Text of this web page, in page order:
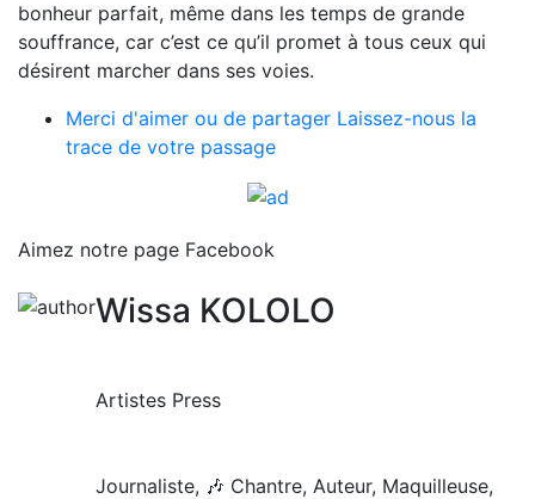
bonheur parfait, même dans les temps de grande
souffrance, car c’est ce qu’il promet à tous ceux qui
désirent marcher dans ses voies.
Merci d'aimer ou de partager Laissez-nous la
trace de votre passage
Aimez notre page Facebook
Wissa KOLOLO
Artistes Press
Journaliste, 🎶 Chantre, Auteur, Maquilleuse,